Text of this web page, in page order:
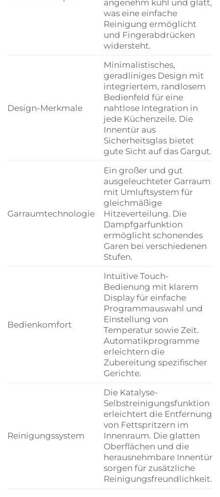
angenehm kühl und glatt,
was eine einfache
Reinigung ermöglicht
und Fingerabdrücken
widersteht.
Design-Merkmale
Minimalistisches,
geradliniges Design mit
integriertem, randlosem
Bedienfeld für eine
nahtlose Integration in
jede Küchenzeile. Die
Innentür aus
Sicherheitsglas bietet
gute Sicht auf das Gargut.
Garraumtechnologie
Ein großer und gut
ausgeleuchteter Garraum
mit Umluftsystem für
gleichmäßige
Hitzeverteilung. Die
Dampfgarfunktion
ermöglicht schonendes
Garen bei verschiedenen
Stufen.
Bedienkomfort
Intuitive Touch-
Bedienung mit klarem
Display für einfache
Programmauswahl und
Einstellung von
Temperatur sowie Zeit.
Automatikprogramme
erleichtern die
Zubereitung spezifischer
Gerichte.
Reinigungssystem
Die Katalyse-
Selbstreinigungsfunktion
erleichtert die Entfernung
von Fettspritzern im
Innenraum. Die glatten
Oberflächen und die
herausnehmbare Innentür
sorgen für zusätzliche
Reinigungsfreundlichkeit.